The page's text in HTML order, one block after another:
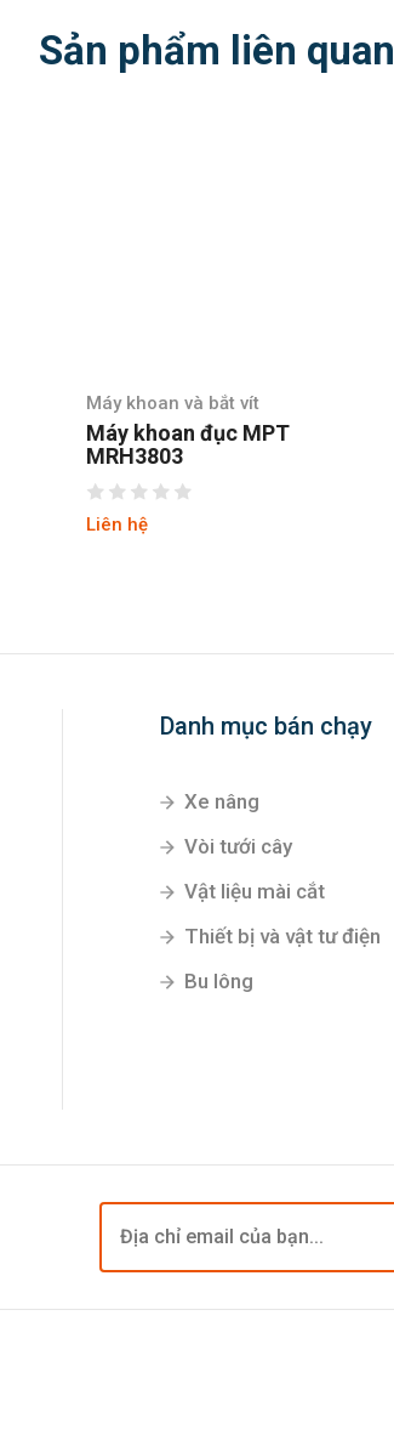
Sản phẩm liên quan
Máy khoan và bắt vít
Máy khoan Makita 6412
Liên hệ
Danh mục bán chạy
Xe nâng
Vòi tưới cây
Vật liệu mài cắt
Thiết bị và vật tư điện
Bu lông